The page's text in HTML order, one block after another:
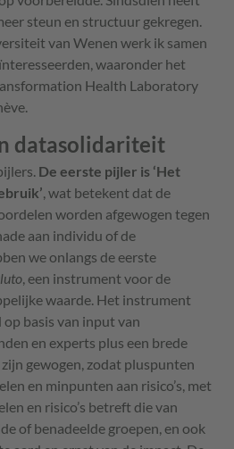
steun en structuur gekregen.
van Wenen werk ik samen
waaronder het
Health Laboratory
datasolidariteit
De eerste pijler is ‘Het
, wat betekent dat de
worden afgewogen tegen
aan individu of de
we onlangs de eerste
, een instrument voor de
waarde. Het instrument
basis van input van
en experts plus een brede
gewogen, zodat pluspunten
en minpunten aan risico’s, met
en risico’s betreft die van
of benadeelde groepen, en ook